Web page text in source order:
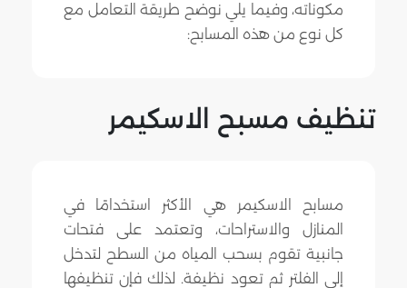
مكوناته، وفيما يلي نوضح طريقة التعامل مع
كل نوع من هذه المسابح:
تنظيف مسبح الاسكيمر
مسابح الاسكيمر هي الأكثر استخدامًا في
المنازل والاستراحات، وتعتمد على فتحات
جانبية تقوم بسحب المياه من السطح لتدخل
إلى الفلتر ثم تعود نظيفة. لذلك فإن تنظيفها